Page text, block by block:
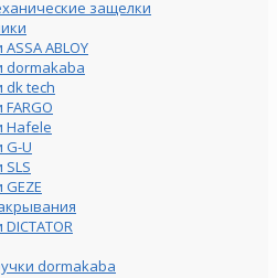
защелки
ABLOY
dormakaba
dk tech
Hafele
G-U
dormakaba